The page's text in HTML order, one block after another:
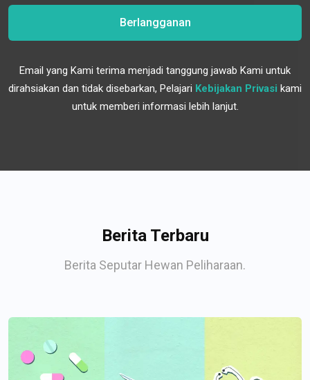
Berlangganan
Email yang Kami terima menjadi tanggung jawab Kami untuk
dirahsiakan dan tidak disebarkan, Pelajari Kebijakan Privasi kami
untuk memberi informasi lebih lanjut.
Berita Terbaru
Berita Seputar Hewan Peliharaan.